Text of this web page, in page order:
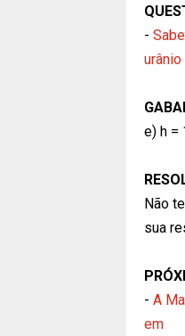
-
e) h =
Não
sua
- A
em